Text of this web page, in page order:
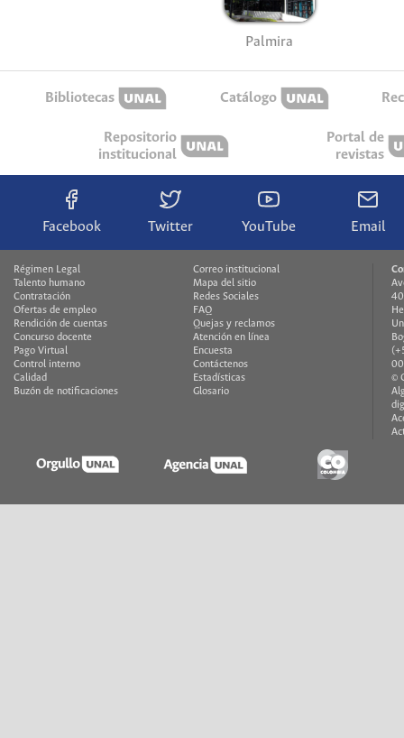
Palmira
Bibliotecas Catálogo
Repositorio
institucional
Portal de
revistas
Facebook Twitter YouTube Email
Régimen Legal
Talento humano
Contratación
Ofertas de empleo
Rendición de cuentas
Concurso docente
Pago Virtual
Control interno
Calidad
Buzón de notificaciones
Correo institucional
Mapa del sitio
Redes Sociales
FAQ
Quejas y reclamos
Atención en línea
Encuesta
Contáctenos
Estadísticas
Glosario
©